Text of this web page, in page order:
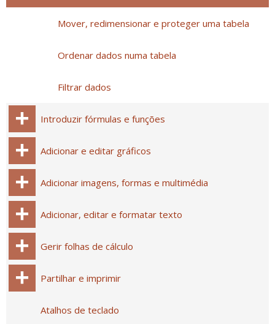
Mover, redimensionar e proteger uma tabela
Ordenar dados numa tabela
Filtrar dados
Introduzir fórmulas e funções
Adicionar e editar gráficos
Adicionar imagens, formas e multimédia
Adicionar, editar e formatar texto
Gerir folhas de cálculo
Partilhar e imprimir
Atalhos de teclado